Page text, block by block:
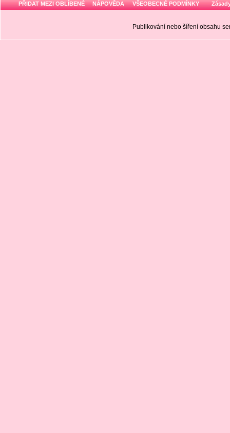
PŘIDAT MEZI OBLÍBENÉ NÁPOVĚDA VŠEOBECNÉ PODMÍNKY
Publikování nebo šíření obsahu